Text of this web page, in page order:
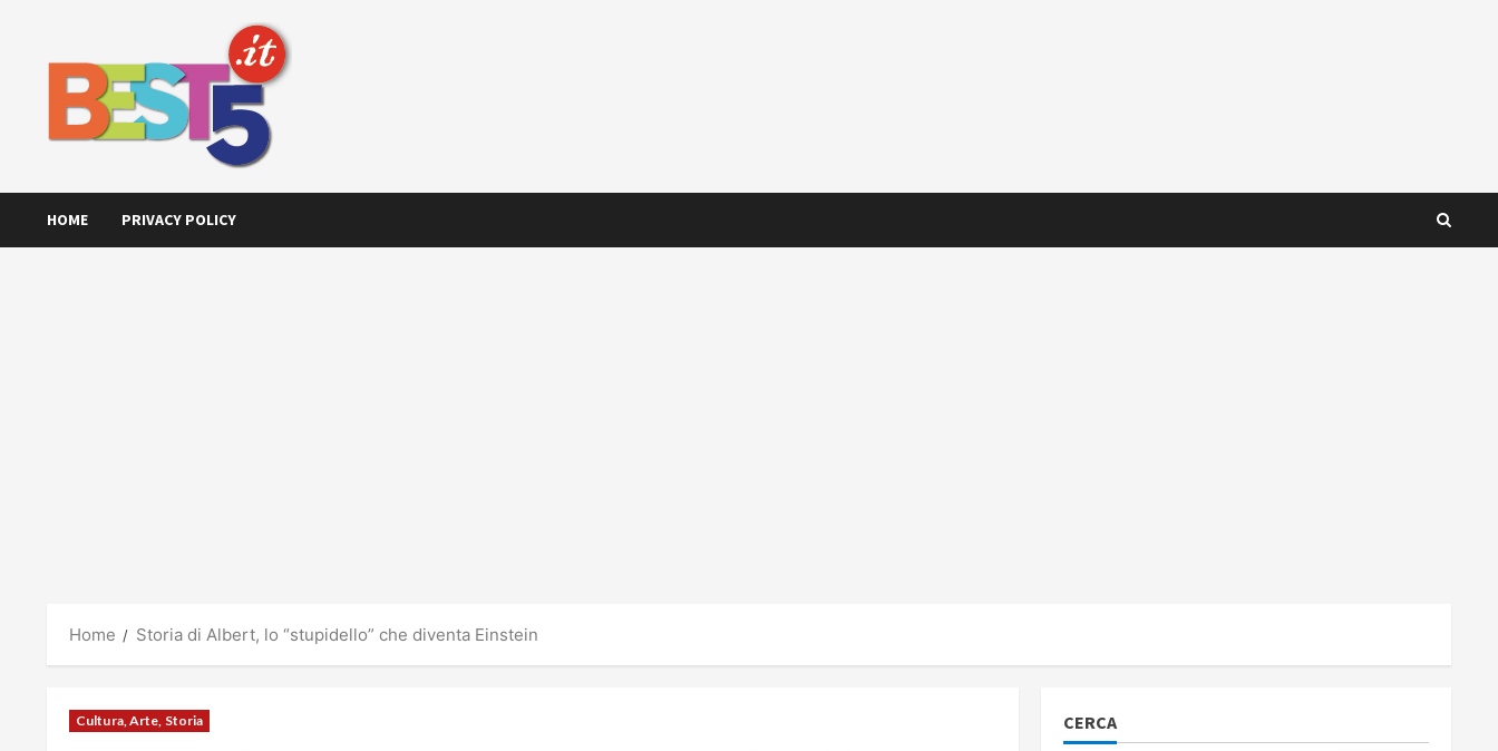
HOME PRIVACY POLICY
Home Storia di Albert, lo “stupidello” che diventa Einstein
Cultura, Arte, Storia CERCA